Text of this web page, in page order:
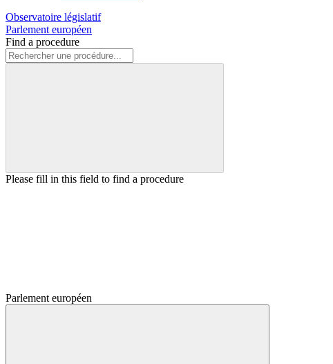
Observatoire législatif
Parlement européen
Find a procedure
Please fill in this field to find a procedure
Parlement européen